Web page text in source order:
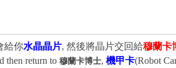
給你水晶晶片, 然後將晶片交回給穆蘭卡
then return to 穆蘭卡博士, 機甲卡(Robot